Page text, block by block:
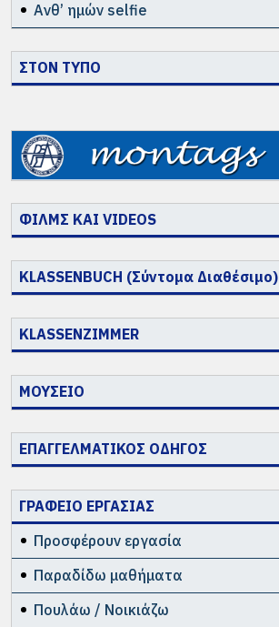
Ανθ’ ημών selfie
ΣΤΟΝ ΤΥΠΟ
ΦΙΛΜΣ ΚΑΙ VIDEOS
KLASSENBUCH (Σύντομα Διαθέσιμο)
KLASSENZIMMER
ΜΟΥΣΕΙΟ
ΕΠΑΓΓΕΛΜΑΤΙΚΟΣ ΟΔΗΓΟΣ
ΓΡΑΦΕΙΟ ΕΡΓΑΣΙΑΣ
Προσφέρουν εργασία
Παραδίδω μαθήματα
Πουλάω / Νοικιάζω